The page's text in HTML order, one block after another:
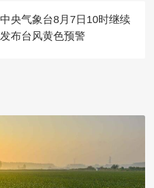
中央气象台8月7日10时继续
发布台风黄色预警